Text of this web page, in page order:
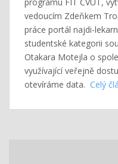
programu FIT ČVUT,
vedoucím Zdeňkem
práce portál najdi-
studentské kategorii
Otakara Motejla o
využívající veřejně
otevíráme data. Celý